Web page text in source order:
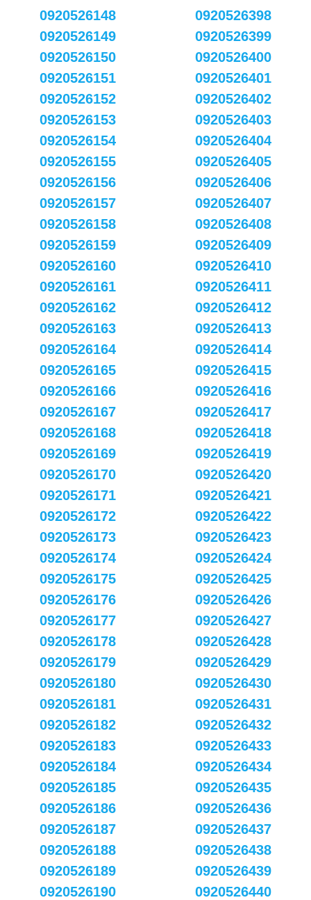
0920526148
0920526149
0920526150
0920526151
0920526152
0920526153
0920526154
0920526155
0920526156
0920526157
0920526158
0920526159
0920526160
0920526161
0920526162
0920526163
0920526164
0920526165
0920526166
0920526167
0920526168
0920526169
0920526170
0920526171
0920526172
0920526173
0920526174
0920526175
0920526176
0920526177
0920526178
0920526179
0920526180
0920526181
0920526182
0920526183
0920526184
0920526185
0920526186
0920526187
0920526188
0920526189
0920526190
0920526398
0920526399
0920526400
0920526401
0920526402
0920526403
0920526404
0920526405
0920526406
0920526407
0920526408
0920526409
0920526410
0920526411
0920526412
0920526413
0920526414
0920526415
0920526416
0920526417
0920526418
0920526419
0920526420
0920526421
0920526422
0920526423
0920526424
0920526425
0920526426
0920526427
0920526428
0920526429
0920526430
0920526431
0920526432
0920526433
0920526434
0920526435
0920526436
0920526437
0920526438
0920526439
0920526440